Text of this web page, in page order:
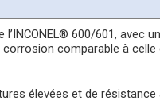
600/601, avec
comparable à celle
élevées et de résistance